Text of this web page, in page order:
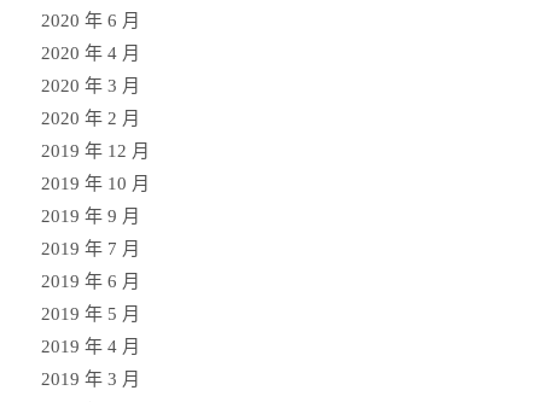
2020 年 6 月
2020 年 4 月
2020 年 3 月
2020 年 2 月
2019 年 12 月
2019 年 10 月
2019 年 9 月
2019 年 7 月
2019 年 6 月
2019 年 5 月
2019 年 4 月
2019 年 3 月